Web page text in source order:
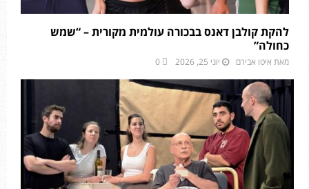
להקת קולבן דאנס בבכורה עולמית מקורית – “שמש
כחולה”
מאת איטו אבירם יוני 25, 2026 0